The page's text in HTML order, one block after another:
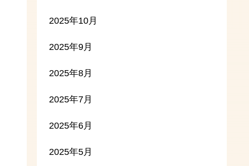
2025年10月
2025年9月
2025年8月
2025年7月
2025年6月
2025年5月